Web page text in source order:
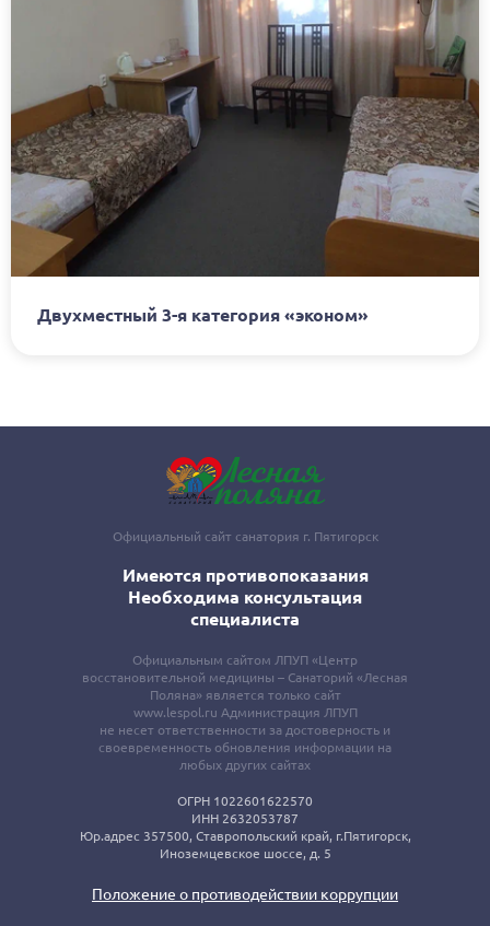
Двухместный 3-я категория «эконом»
Официальный сайт санатория г. Пятигорск
Имеются противопоказания
Необходима консультация
специалиста
Официальным сайтом ЛПУП «Центр
восстановительной медицины – Санаторий «Лесная
Поляна» является только сайт
www.lespol.ru Администрация ЛПУП
не несет ответственности за достоверность и
своевременность обновления информации на
любых других сайтах
ОГРН 1022601622570
ИНН 2632053787
Юр.адрес 357500, Ставропольский край, г.Пятигорск,
Иноземцевское шоссе, д. 5
Положение о противодействии коррупции